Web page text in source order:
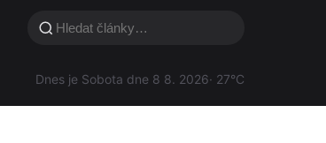
Dnes je Sobota dne 8 8. 2026· 27°C